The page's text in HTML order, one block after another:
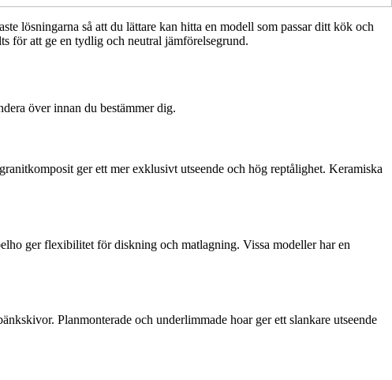
lösningarna så att du lättare kan hitta en modell som passar ditt kök och
för att ge en tydlig och neutral jämförelsegrund.
över innan du bestämmer dig.
ger ett mer exklusivt utseende och hög reptålighet. Keramiska
ger flexibilitet för diskning och matlagning. Vissa modeller har en
Planmonterade och underlimmade hoar ger ett slankare utseende